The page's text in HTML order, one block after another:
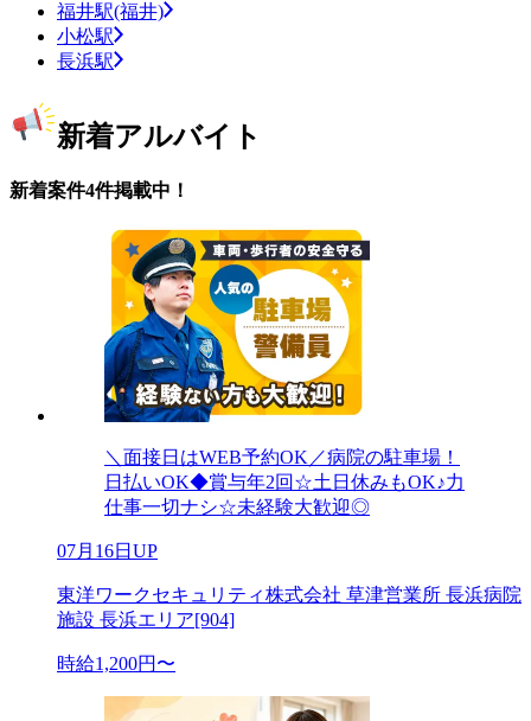
福井駅(福井)
小松駅
長浜駅
新着アルバイト
新着案件4件掲載中！
＼面接日はWEB予約OK／病院の駐車場！
日払いOK◆賞与年2回☆土日休みもOK♪力
仕事一切ナシ☆未経験大歓迎◎
07月16日UP
東洋ワークセキュリティ株式会社 草津営業所 長浜病院
施設 長浜エリア[904]
時給1,200円〜